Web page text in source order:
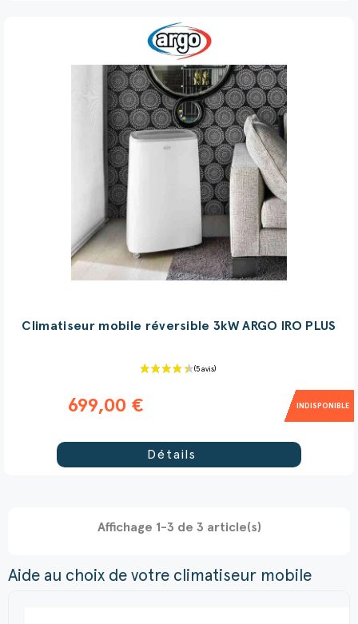
Climatiseur mobile réversible 3kW ARGO IRO PLUS
699,00 € INDISPONIBLE
Détails
Affichage 1-3 de 3 article(s)
Aide au choix de votre climatiseur mobile